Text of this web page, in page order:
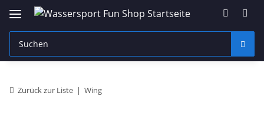
Zurück zur Liste Wing